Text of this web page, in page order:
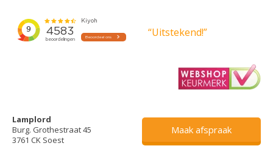
“Uitstekend!”
Lamplord
Burg. Grothestraat 45
3761 CK Soest
Maak afspraak